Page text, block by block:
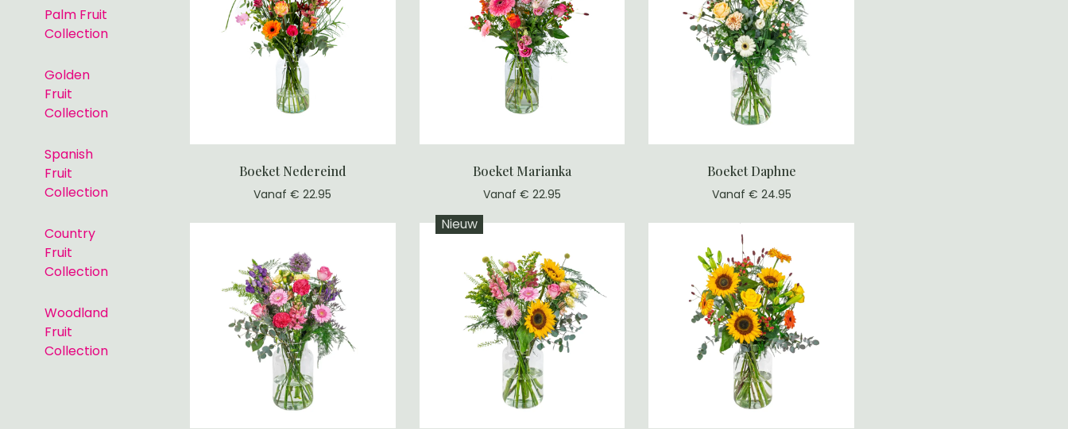
Palm Fruit
Collection
Golden
Fruit
Collection
Spanish
Fruit
Collection
Country
Fruit
Collection
Woodland
Fruit
Collection
Boeket Nedereind
Vanaf € 22.95
Boeket Marianka
Vanaf € 22.95
Boeket Daphne
Vanaf € 24.95
Nieuw